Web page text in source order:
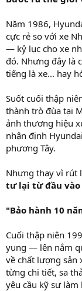
Năm 1986,
cực rẻ so với xe
— kỷ lục cho xe
đó. Nhưng đây là
tiếng là xe... hay
Suốt cuối thập
thành trò đùa tại
ảnh thương hiệu
nhận định
phương Tây.
Nhưng thay vì rút
tư lại từ đầu
"Bảo hành 10
Cuối thập niên
yung — lên nắm
về chất lượng sản
từng chi tiết, sa
yêu cầu kỹ sư